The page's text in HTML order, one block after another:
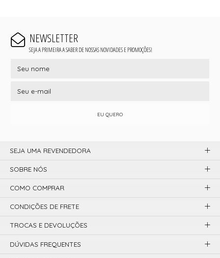
NEWSLETTER
SEJA A PRIMEIRA A SABER DE NOSSAS NOVIDADES E PROMOÇÕES!
EU QUERO
SEJA UMA REVENDEDORA
SOBRE NÓS
COMO COMPRAR
CONDIÇÕES DE FRETE
TROCAS E DEVOLUÇÕES
DÚVIDAS FREQUENTES